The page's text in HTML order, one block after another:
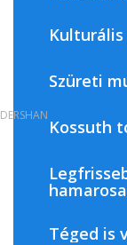
Szüreti
Kossuth
Téged is
DERSHAN